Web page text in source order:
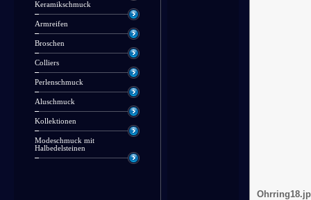
Keramikschmuck
Armreifen
Broschen
Colliers
Perlenschmuck
Aluschmuck
Kollektionen
Modeschmuck mit
Halbedelsteinen